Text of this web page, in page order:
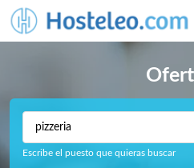
Escribe el puesto que quieras buscar